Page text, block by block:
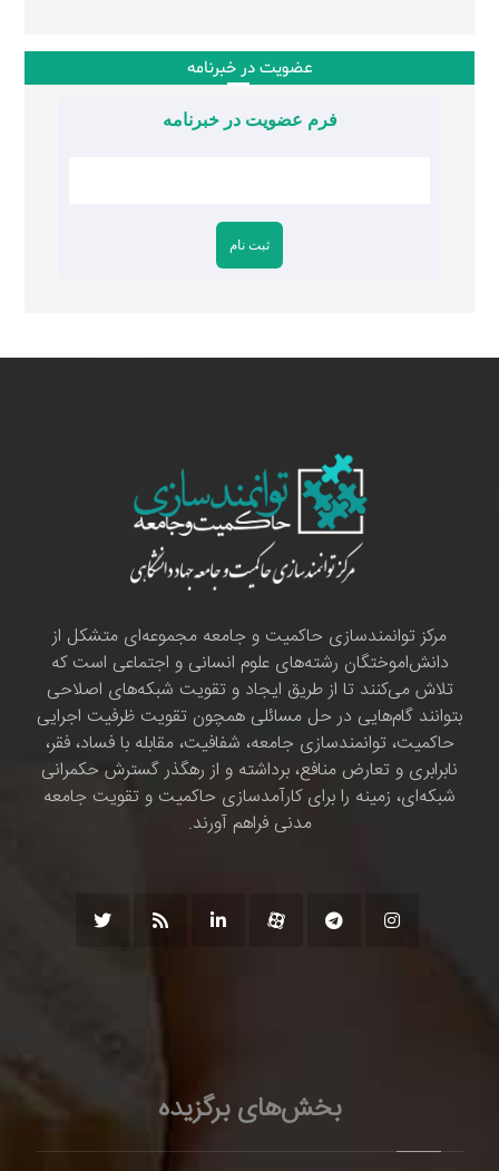
عضویت در خبرنامه
فرم عضویت در خبرنامه
مرکز توانمندسازی حاکمیت و جامعه مجموعه‌ای متشکل از
دانش‌اموختگان رشته‌های علوم انسانی و اجتماعی است که
تلاش می‌کنند تا از طریق ایجاد و تقویت شبکه‌های اصلاحی
بتوانند گام‌هایی در حل مسائلی همچون تقویت ظرفیت اجرایی
حاکمیت، توانمندسازی جامعه، شفافیت، مقابله با فساد، فقر،
نابرابری و تعارض منافع، برداشته و از رهگذر گسترش حکمرانی
شبکه‌ای، زمینه را برای کارآمدسازی حاکمیت و تقویت جامعه
مدنی فراهم آورند.
بخش‌های برگزیده